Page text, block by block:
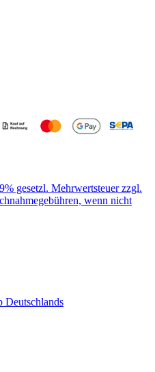
gesetzl. Mehrwertsteuer zzgl.
wenn nicht
Deutschlands